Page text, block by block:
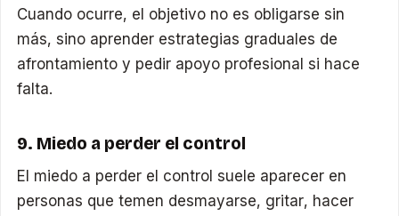
Cuando ocurre, el objetivo no es obligarse sin
más, sino aprender estrategias graduales de
afrontamiento y pedir apoyo profesional si hace
falta.
9. Miedo a perder el control
El miedo a perder el control suele aparecer en
personas que temen desmayarse, gritar, hacer